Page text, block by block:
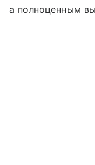
а полноценным